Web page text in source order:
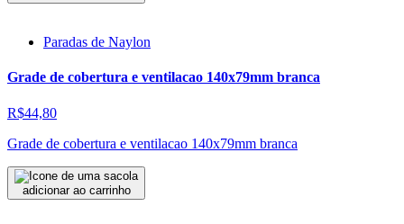
Paradas de Naylon
Grade de cobertura e ventilacao 140x79mm branca
R$44,80
Grade de cobertura e ventilacao 140x79mm branca
adicionar ao carrinho